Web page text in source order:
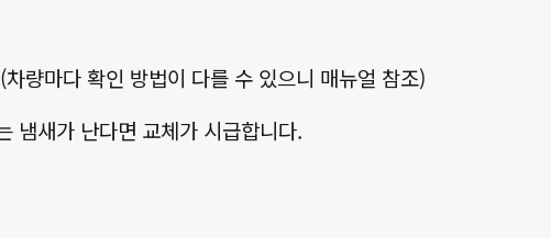
량마다 확인 방법이 다를 수 있으니 매뉴얼 참조)
냄새가 난다면 교체가 시급합니다.